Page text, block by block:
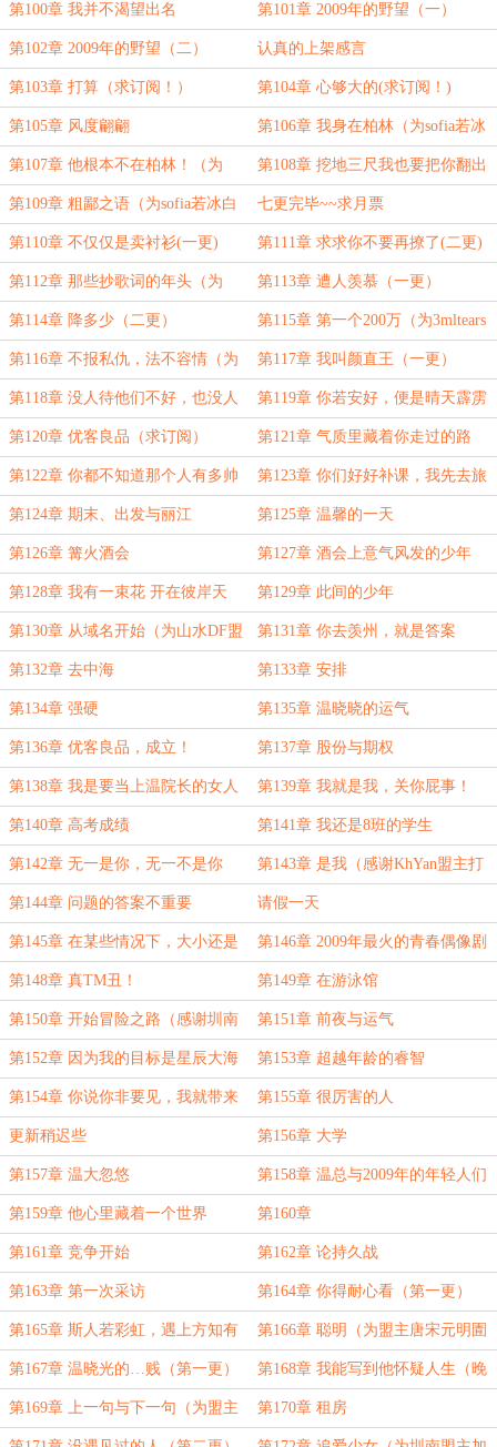
第100章 我并不渴望出名 第101章 2009年的野望（一）
第102章 2009年的野望（二） 认真的上架感言
第103章 打算（求订阅！） 第104章 心够大的(求订阅！)
第105章 风度翩翩 第106章 我身在柏林（为sofia若冰
白银盟加更）
第107章 他根本不在柏林！（为
sofia若冰白银盟加更！）
第108章 挖地三尺我也要把你翻出
来！（为sofia若冰白银盟加更！）
第109章 粗鄙之语（为sofia若冰白
银盟加更！）
七更完毕~~求月票
第110章 不仅仅是卖衬衫(一更) 第111章 求求你不要再撩了(二更)
第112章 那些抄歌词的年头（为
3mltears盟主加更！）
第113章 遭人羡慕（一更）
第114章 降多少（二更） 第115章 第一个200万（为3mltears
盟主加更！）
第116章 不报私仇，法不容情（为
3mltears盟主加更！）
第117章 我叫颜直王（一更）
第118章 没人待他们不好，也没人
待他们好（二更）
第119章 你若安好，便是晴天霹雳
(为男孩很想盟主加更！)
第120章 优客良品（求订阅） 第121章 气质里藏着你走过的路
（二更）
第122章 你都不知道那个人有多帅
（一更）
第123章 你们好好补课，我先去旅
个游
第124章 期末、出发与丽江 第125章 温馨的一天
第126章 篝火酒会 第127章 酒会上意气风发的少年
第128章 我有一束花 开在彼岸天
（第一卷终）
第129章 此间的少年
第130章 从域名开始（为山水DF盟
主加更）
第131章 你去羡州，就是答案
第132章 去中海 第133章 安排
第134章 强硬 第135章 温晓晓的运气
第136章 优客良品，成立！ 第137章 股份与期权
第138章 我是要当上温院长的女人 第139章 我就是我，关你屁事！
第140章 高考成绩 第141章 我还是8班的学生
第142章 无一是你，无一不是你 第143章 是我（感谢KhYan盟主打
赏！）
第144章 问题的答案不重要 请假一天
第145章 在某些情况下，大小还是
蛮重要的
第146章 2009年最火的青春偶像剧
第148章 真TM丑！ 第149章 在游泳馆
第150章 开始冒险之路（感谢圳南
盟主打赏！）
第151章 前夜与运气
第152章 因为我的目标是星辰大海 第153章 超越年龄的睿智
第154章 你说你非要见，我就带来
让你见
第155章 很厉害的人
更新稍迟些 第156章 大学
第157章 温大忽悠 第158章 温总与2009年的年轻人们
第159章 他心里藏着一个世界 第160章
第161章 竞争开始 第162章 论持久战
第163章 第一次采访 第164章 你得耐心看（第一更）
第165章 斯人若彩虹，遇上方知有
（第二更，晚上还有）
第166章 聪明（为盟主唐宋元明圊
加更！）
第167章 温晓光的…贱（第一更） 第168章 我能写到他怀疑人生（晚
上还有，双倍月票第二天，求票！）
第169章 上一句与下一句（为盟主 第170章 租房